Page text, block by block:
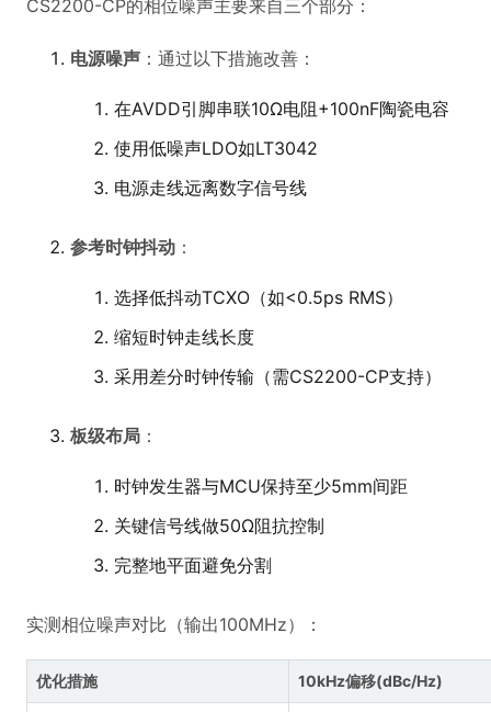
CS2200-CP的相位噪声主要来自三个部分：
电源噪声 ：通过以下措施改善：
在AVDD引脚串联10Ω电阻+100nF陶瓷电容
使用低噪声LDO如LT3042
电源走线远离数字信号线
参考时钟抖动 ：
选择低抖动TCXO（如<0.5ps RMS）
缩短时钟走线长度
采用差分时钟传输（需CS2200-CP支持）
板级布局 ：
时钟发生器与MCU保持至少5mm间距
关键信号线做50Ω阻抗控制
完整地平面避免分割
实测相位噪声对比（输出100MHz）：
优化措施 10kHz偏移(dBc/Hz)